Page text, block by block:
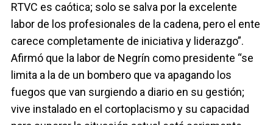
RTVC es caótica; solo se salva por la excelente
labor de los profesionales de la cadena, pero el ente
carece completamente de iniciativa y liderazgo”.
Afirmó que la labor de Negrín como presidente “se
limita a la de un bombero que va apagando los
fuegos que van surgiendo a diario en su gestión;
vive instalado en el cortoplacismo y su capacidad